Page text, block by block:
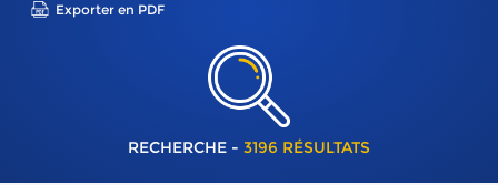
Exporter en PDF
RECHERCHE - 3196 RÉSULTATS